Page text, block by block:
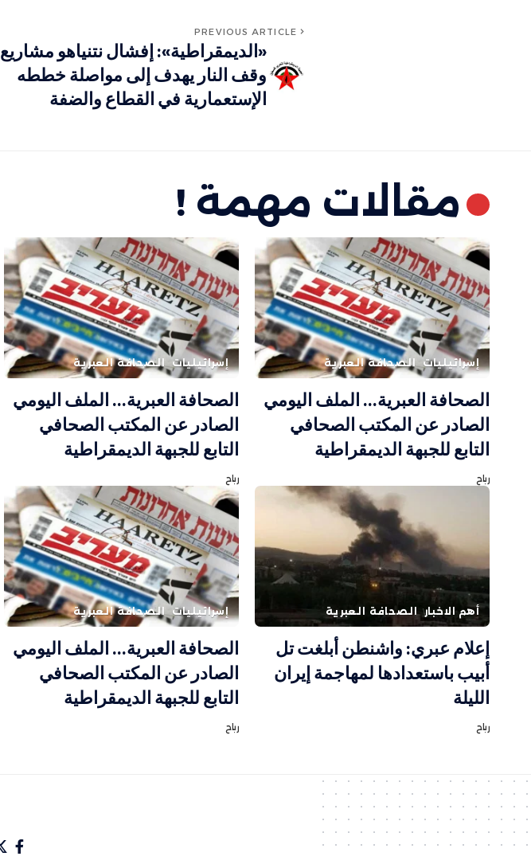
PREVIOUS ARTICLE
«الديمقراطية»: إفشال نتنياهو مشاريع
وقف النار يهدف إلى مواصلة خططه
الإستعمارية في القطاع والضفة
مقالات مهمة !
إسرائيليات الصحافة العبرية
الصحافة العبرية… الملف اليومي
الصادر عن المكتب الصحافي
التابع للجبهة الديمقراطية
رباح
إسرائيليات الصحافة العبرية
الصحافة العبرية… الملف اليومي
الصادر عن المكتب الصحافي
التابع للجبهة الديمقراطية
رباح
أهم الاخبار الصحافة العبرية
إعلام عبري: واشنطن أبلغت تل
أبيب باستعدادها لمهاجمة إيران
الليلة
رباح
إسرائيليات الصحافة العبرية
الصحافة العبرية… الملف اليومي
الصادر عن المكتب الصحافي
التابع للجبهة الديمقراطية
رباح